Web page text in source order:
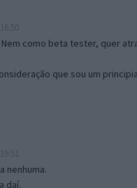
como beta tester, quer
que sou um
nenhuma.
daí.